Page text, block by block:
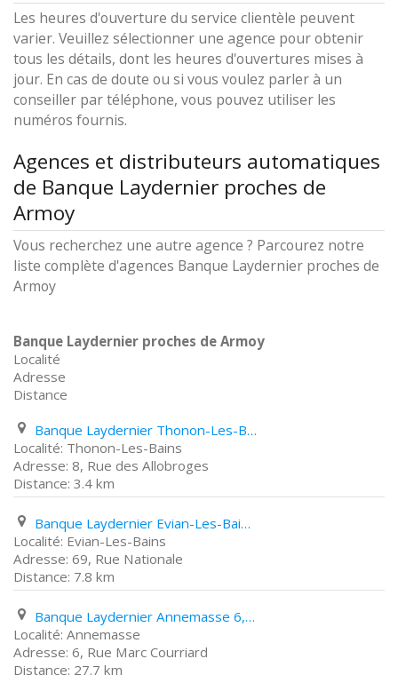
Les heures d'ouverture du service clientèle peuvent
varier. Veuillez sélectionner une agence pour obtenir
tous les détails, dont les heures d'ouvertures mises à
jour. En cas de doute ou si vous voulez parler à un
conseiller par téléphone, vous pouvez utiliser les
numéros fournis.
Agences et distributeurs automatiques
de Banque Laydernier proches de
Armoy
Vous recherchez une autre agence ? Parcourez notre
liste complète d'agences Banque Laydernier proches de
Armoy
Banque Laydernier proches de Armoy
Localité
Adresse
Distance
Banque Laydernier Thonon-Les-Bains 8, Rue des Allobroges
Thonon-Les-Bains
8, Rue des Allobroges
3.4 km
Banque Laydernier Evian-Les-Bains 69, Rue Nationale
Evian-Les-Bains
69, Rue Nationale
7.8 km
Banque Laydernier Annemasse 6, Rue Marc Courriard
Annemasse
6, Rue Marc Courriard
27.7 km